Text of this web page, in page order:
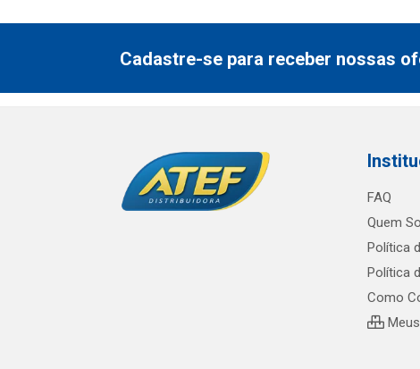
Cadastre-se para receber nossas
FAQ
Quem
Política
Política
Como